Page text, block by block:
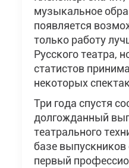
музыкальное
появляется
только работу
Русского театра,
статистов
некоторых
Три года спустя
долгожданный
театрального
базе выпускников
первый